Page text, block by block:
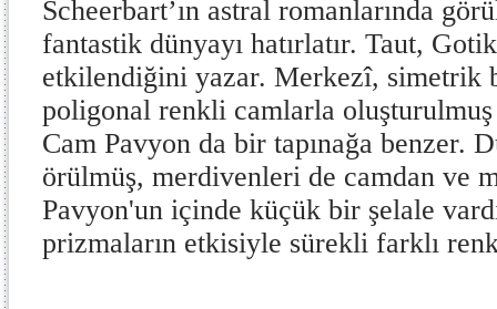
Scheerbart’ın astral romanlarında
fantastik dünyayı hatırlatır. Taut,
etkilendiğini yazar. Merkezî, simetrik
poligonal renkli camlarla
Cam Pavyon da bir tapınağa benzer.
örülmüş, merdivenleri de camdan ve
Pavyon'un içinde küçük bir şelale
prizmaların etkisiyle sürekli farklı